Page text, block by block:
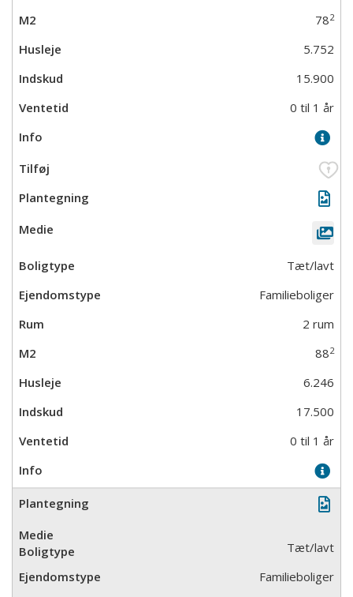
782
5.752
15.900
0 til 1 år
Tæt/lavt
Familieboliger
2 rum
882
6.246
17.500
0 til 1 år
Tæt/lavt
Familieboliger